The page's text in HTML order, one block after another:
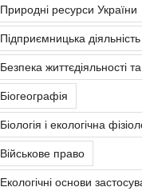
Природні ресурси України
Підприємницька діяльність
Безпека життєдіяльності
Біогеографія
Біологія і екологічна
Військове право
Екологічні основи